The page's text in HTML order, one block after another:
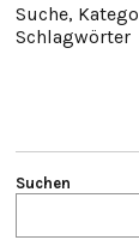
Suche,
Schlagwörter
Suchen